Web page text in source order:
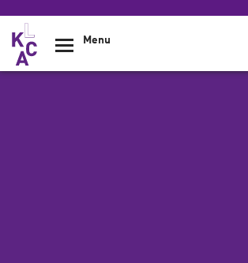
Overslaan en naar de inhoud gaan
Menu